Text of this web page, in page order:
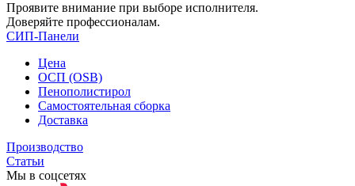
Проявите внимание при выборе исполнителя.
Доверяйте профессионалам.
СИП-Панели
Цена
ОСП (OSB)
Пенополистирол
Самостоятельная сборка
Доставка
Производство
Статьи
Мы в соцсетях